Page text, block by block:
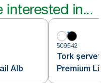
interested in...
Alb
509542
Tork
Premium
negre